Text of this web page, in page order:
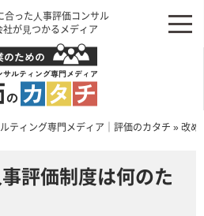
合った⼈事評価コンサル
社が⾒つかるメディア
ティング専門メディア｜評価のカタチ »改め
評価制度は何のた